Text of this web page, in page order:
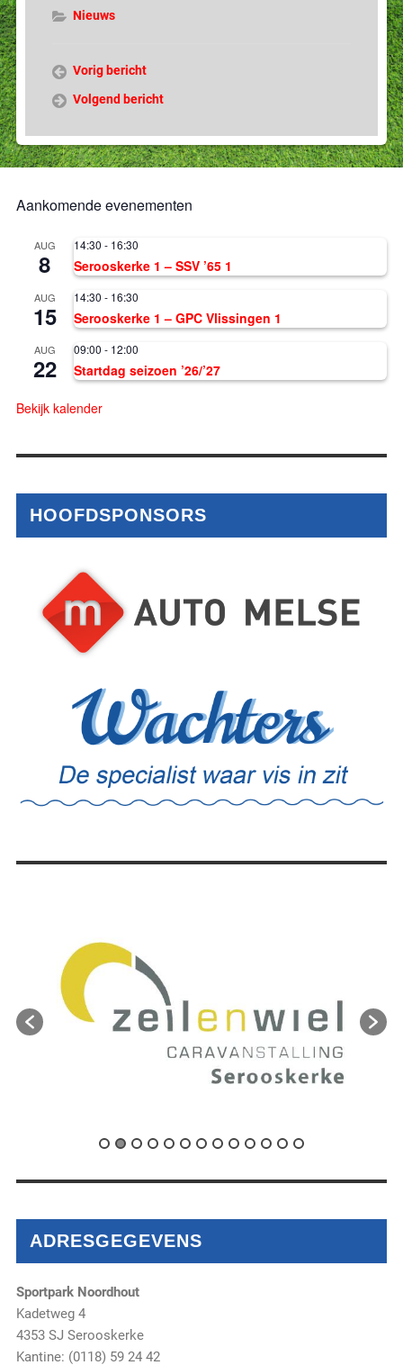
Nieuws
Vorig bericht
Volgend bericht
Aankomende evenementen
AUG
8
14:30 - 16:30
Serooskerke 1 – SSV ’65 1
AUG
15
14:30 - 16:30
Serooskerke 1 – GPC Vlissingen 1
AUG
22
09:00 - 12:00
Startdag seizoen ’26/’27
Bekijk kalender
HOOFDSPONSORS
ADRESGEGEVENS
Sportpark Noordhout
Kadetweg 4
4353 SJ Serooskerke
Kantine: (0118) 59 24 42